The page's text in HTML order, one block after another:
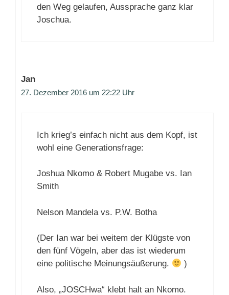
den Weg gelaufen, Aussprache ganz klar
Joschua.
Jan
27. Dezember 2016 um 22:22 Uhr
Ich krieg’s einfach nicht aus dem Kopf, ist
wohl eine Generationsfrage:
Joshua Nkomo & Robert Mugabe vs. Ian
Smith
Nelson Mandela vs. P.W. Botha
(Der Ian war bei weitem der Klügste von
den fünf Vögeln, aber das ist wiederum
eine politische Meinungsäußerung.
)
Also, „JOSCHwa“ klebt halt an Nkomo.